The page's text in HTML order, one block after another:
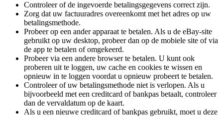
Controleer of de ingevoerde betalingsgegevens correct zijn.
Zorg dat uw factuuradres overeenkomt met het adres op uw
betalingsmethode.
Probeer op een ander apparaat te betalen. Als u de eBay-site
gebruikt op uw desktop, probeer dan op de mobiele site of via
de app te betalen of omgekeerd.
Probeer via een andere browser te betalen. U kunt ook
proberen uit te loggen, uw cache en cookies te wissen en
opnieuw in te loggen voordat u opnieuw probeert te betalen.
Controleer of uw betalingsmethode niet is verlopen. Als u
bijvoorbeeld met een creditcard of bankpas betaalt, controleer
dan de vervaldatum op de kaart.
Als u een nieuwe creditcard of bankpas gebruikt, moet u deze